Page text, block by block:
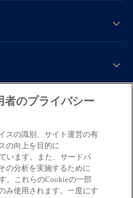
し
タ
ブ
で
開
し
タ
ブ
で
開
し
タ
ブ
で
開
audit corporation
Public Accountants Law and
of independent member
Limited, a private English
のプライバシー
スの識別、サイト運営の有
の向上を目的に
います。また、サードパ
の分析を実施するために
。これらのCookieの一部
み使用されます。一度にす